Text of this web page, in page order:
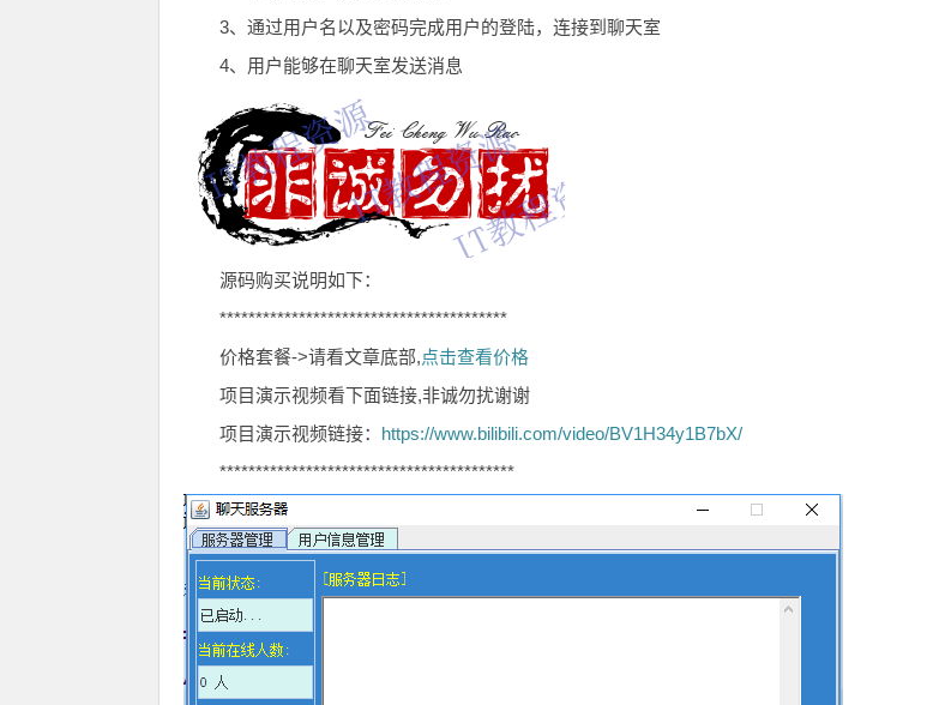
3、通过用户名以及密码完成用户的登陆，连接到聊天室
4、用户能够在聊天室发送消息
源码购买说明如下：
****************************************
价格套餐->请看文章底部,点击查看价格
项目演示视频看下面链接,非诚勿扰谢谢
项目演示视频链接： https://www.bilibili.com/video/BV1H34y1B7bX/
*****************************************